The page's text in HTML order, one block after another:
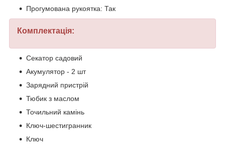
Прогумована рукоятка: Так
Комплектація:
Секатор садовий
Акумулятор - 2 шт
Зарядний пристрій
Тюбик з маслом
Точильний камінь
Ключ-шестигранник
Ключ